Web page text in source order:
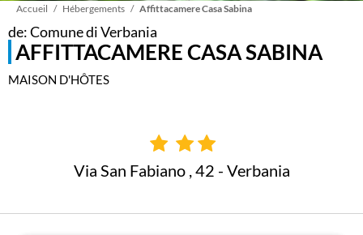
Fil
d'Ariane
Accueil Hébergements Affittacamere Casa Sabina
de: Comune di Verbania
AFFITTACAMERE CASA SABINA
MAISON D'HÔTES
Via San Fabiano , 42 - Verbania